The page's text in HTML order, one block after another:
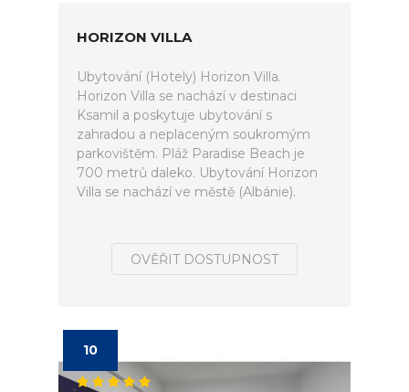
HORIZON VILLA
Ubytování (Hotely) Horizon Villa.
Horizon Villa se nachází v destinaci
Ksamil a poskytuje ubytování s
zahradou a neplaceným soukromým
parkovištěm. Pláž Paradise Beach je
700 metrů daleko. Ubytování Horizon
Villa se nachází ve městě (Albánie).
OVĚŘIT DOSTUPNOST
10